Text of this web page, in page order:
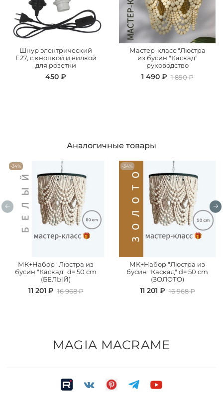
Шнур электрический
Е27, с кнопкой и вилкой
для розетки
450 ₽
Мастер-класс "Люстра
из бусин "Каскад"
руководство
1 490 ₽ 1 890 ₽
Аналогичные товары
-34%
МК+Набор "Люстра из
бусин "Каскад" d= 50 cm
(БЕЛЫЙ)
11 201 ₽ 16 968 ₽
-34%
МК+Набор "Люстра из
бусин "Каскад" d= 50 cm
(ЗОЛОТО)
11 201 ₽ 16 968 ₽
MAGIA MACRAME